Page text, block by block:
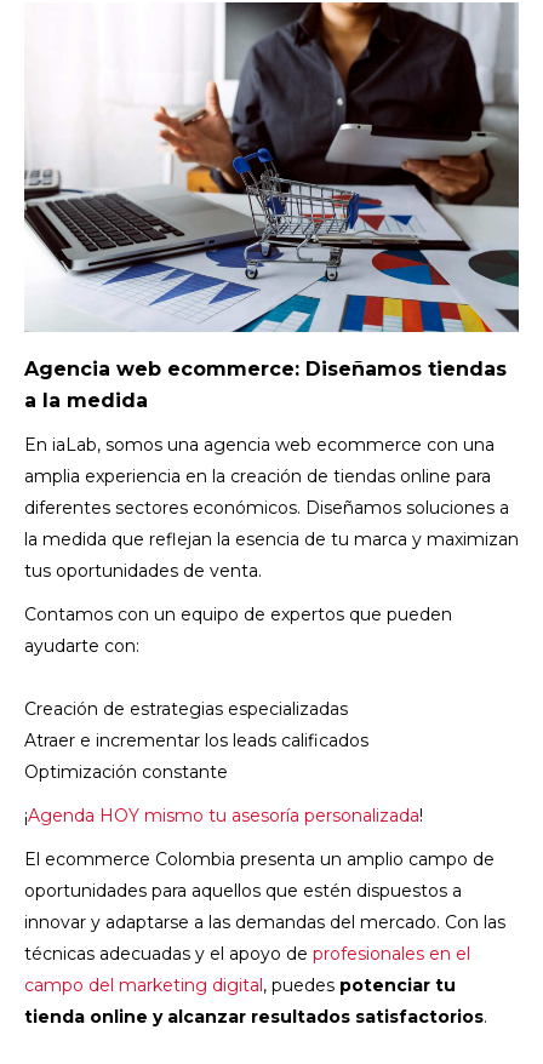
Agencia web ecommerce: Diseñamos tiendas
a la medida
En iaLab, somos una agencia web ecommerce con una
amplia experiencia en la creación de tiendas online para
diferentes sectores económicos. Diseñamos soluciones a
la medida que reflejan la esencia de tu marca y maximizan
tus oportunidades de venta.
Contamos con un equipo de expertos que pueden
ayudarte con:
Creación de estrategias especializadas
Atraer e incrementar los leads calificados
Optimización constante
¡Agenda HOY mismo tu asesoría personalizada!
El ecommerce Colombia presenta un amplio campo de
oportunidades para aquellos que estén dispuestos a
innovar y adaptarse a las demandas del mercado. Con las
técnicas adecuadas y el apoyo de profesionales en el
campo del marketing digital , puedes potenciar tu
tienda online y alcanzar resultados satisfactorios.